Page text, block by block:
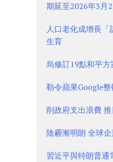
期延至2026年3月
人口老化成增長「
生育
烏修訂19點和平方
勒令蘋果Google
削政府支出浪費 推
陰霾漸明朗 全球
習近平與特朗普通